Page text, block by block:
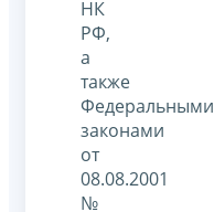
НК
РФ,
а
также
Федеральными
законами
от
08.08.2001
№